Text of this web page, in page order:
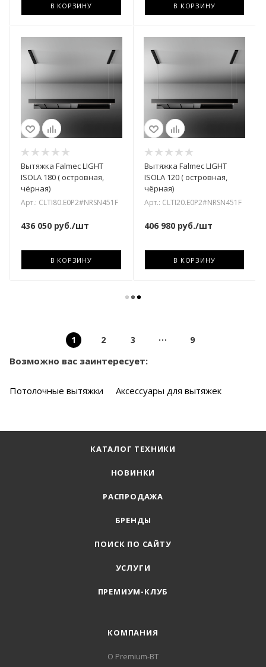
В КОРЗИНУ В КОРЗИНУ
Вытяжка Falmec LIGHT
ISOLA 180 ( островная,
чёрная)
Арт.: CLTI80.E0P2#NRSN451F
436 050 руб./шт
В КОРЗИНУ
Вытяжка Falmec LIGHT
ISOLA 120 ( островная,
чёрная)
Арт.: CLTI20.E0P2#NRSN451F
406 980руб./шт
В КОРЗИНУ
1 2 3 9
Возможно вас заинтересует:
Потолочные вытяжки Аксессуары для вытяжек
КАТАЛОГ ТЕХНИКИ
НОВИНКИ
РАСПРОДАЖА
БРЕНДЫ
ПОИСК ПО САЙТУ
УСЛУГИ
ПРЕМИУМ-КЛУБ
КОМПАНИЯ
О Premium-BT